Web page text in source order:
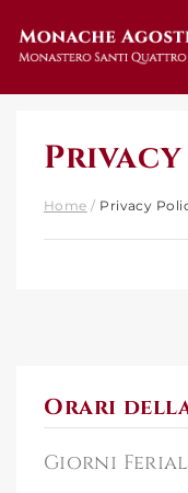
Home / Privacy
Orari
Giorni